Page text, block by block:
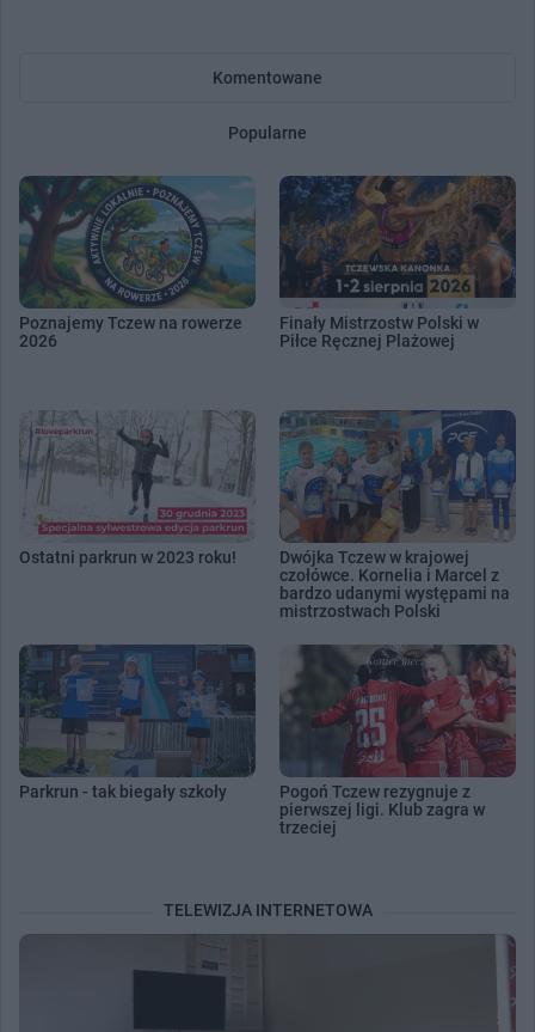
Komentowane
Popularne
Poznajemy Tczew na rowerze
2026
Finały Mistrzostw Polski w
Piłce Ręcznej Plażowej
Ostatni parkrun w 2023 roku!
Dwójka Tczew w krajowej
czołówce. Kornelia i Marcel z
bardzo udanymi występami na
mistrzostwach Polski
Parkrun - tak biegały szkoły
Pogoń Tczew rezygnuje z
pierwszej ligi. Klub zagra w
trzeciej
TELEWIZJA INTERNETOWA